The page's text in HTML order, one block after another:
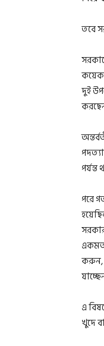
তবে
দুই
পরে
একমত
করুন,
এ
খুদে